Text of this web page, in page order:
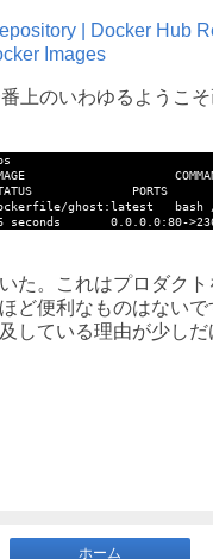
| Docker Hub
Images
上のいわゆるようこ
ID IMAGE
ghost:latest bash
seconds 0.0.0.0:80-
た。これはプロダク
ど便利なものはないで
している理由が少し
ホーム